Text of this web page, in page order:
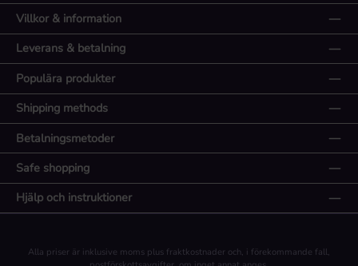
Villkor & information
Leverans & betalning
Populära produkter
Betalningsmetoder
Shipping methods
Safe shopping
Hjälp och instruktioner
Alla priser är inklusive moms plus fraktkostnader och, i förekommande fall,